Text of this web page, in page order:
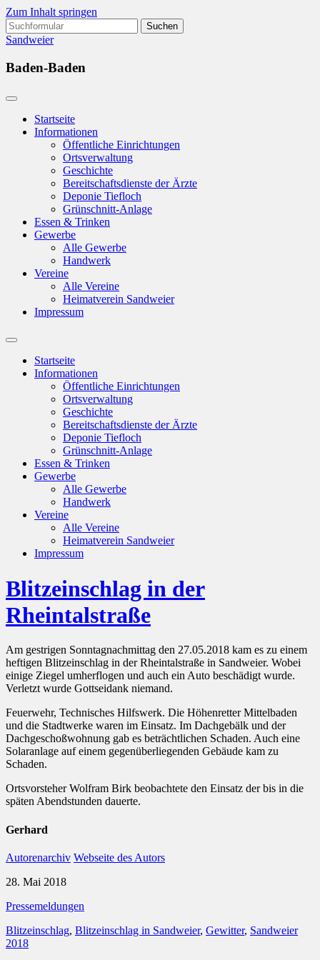
Zum Inhalt springen
Suchen
nach:
Sandweier
Baden-Baden
Startseite
Informationen
Öffentliche Einrichtungen
Ortsverwaltung
Geschichte
Bereitschaftsdienste der Ärzte
Deponie Tiefloch
Grünschnitt-Anlage
Essen & Trinken
Gewerbe
Alle Gewerbe
Handwerk
Vereine
Alle Vereine
Heimatverein Sandweier
Impressum
Suchfeld
ein-/ausblenden
Startseite
Informationen
Öffentliche Einrichtungen
Ortsverwaltung
Geschichte
Bereitschaftsdienste der Ärzte
Deponie Tiefloch
Grünschnitt-Anlage
Essen & Trinken
Gewerbe
Alle Gewerbe
Handwerk
Vereine
Alle Vereine
Heimatverein Sandweier
Impressum
Blitzeinschlag in der
Rheintalstraße
Am gestrigen Sonntagnachmittag den 27.05.2018 kam es zu einem
heftigen Blitzeinschlag in der Rheintalstraße in Sandweier. Wobei
einige Ziegel umherflogen und auch ein Auto beschädigt wurde.
Verletzt wurde Gottseidank niemand.
Feuerwehr, Technisches Hilfswerk. Die Höhenretter Mittelbaden
und die Stadtwerke waren im Einsatz. Im Dachgebälk und der
Dachgeschoßwohnung gab es beträchtlichen Schaden. Auch eine
Solaranlage auf einem gegenüberliegenden Gebäude kam zu
Schaden.
Ortsvorsteher Wolfram Birk beobachtete den Einsatz der bis in die
späten Abendstunden dauerte.
Gerhard
Autorenarchiv Webseite des Autors
28. Mai 2018
Pressemeldungen
Blitzeinschlag, Blitzeinschlag in Sandweier, Gewitter, Sandweier
2018